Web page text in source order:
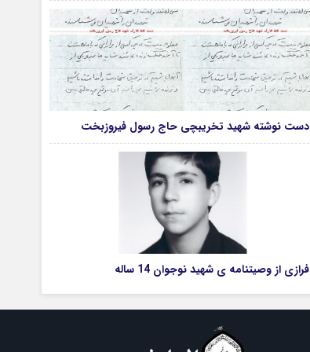
دست نوشته شهید تخریبچی حاج رسول فیروزبخت
فرازی از وصیتنامه ی شهید نوجوان 14 ساله